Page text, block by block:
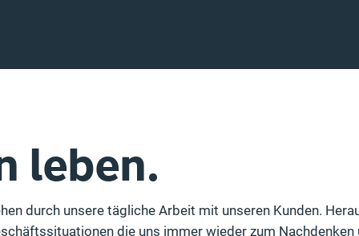
leben.
durch unsere tägliche Arbeit mit unseren Kunden.
die uns immer wieder zum Nachdenken